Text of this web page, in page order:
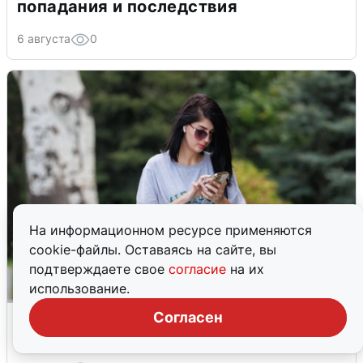
На информационном ресурсе применяются
cookie-файлы. Оставаясь на сайте, вы
подтверждаете свое согласие на их
использование.
Согласен
попадания и последствия
6 августа 0
Волгоградцы остались без
мобильного интернета